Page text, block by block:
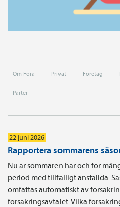
Om Fora Privat Företag
Parter
22 juni 2026
Rapportera sommarens
Nu är sommaren här och för
period med tillfälligt anställda.
omfattas automatiskt av
försäkringsavtalet. Vilka